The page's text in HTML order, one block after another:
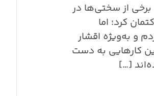
برخی از سختی‌ها در
کرد؛ اما
و به‌ویژه اقشار
کارهایی به‌ دست
[…]